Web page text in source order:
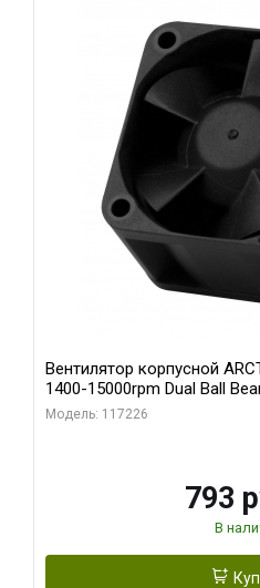
Вентилятор корпусной
1400-15000rpm Dual Ball Bearing 4-Pin Fan-
(ACFAN00264A)
Модель: 117226
793
В